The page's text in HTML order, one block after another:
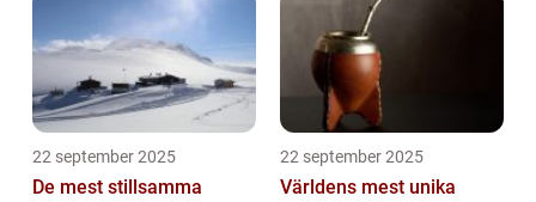
22 september 2025
De mest stillsamma
22 september 2025
Världens mest unika